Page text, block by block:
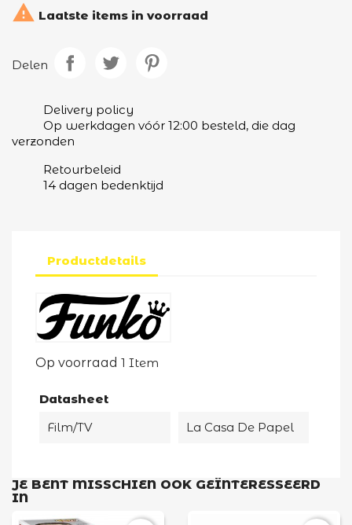
 Laatste items in voorraad
Delen
Delivery policy
Op werkdagen vóór 12:00 besteld, die dag
verzonden
Retourbeleid
14 dagen bedenktijd
Productdetails
Op voorraad 1 Item
Datasheet
Film/TV
La Casa De Papel
JE BENT MISSCHIEN OOK GEÏNTERESSEERD
IN